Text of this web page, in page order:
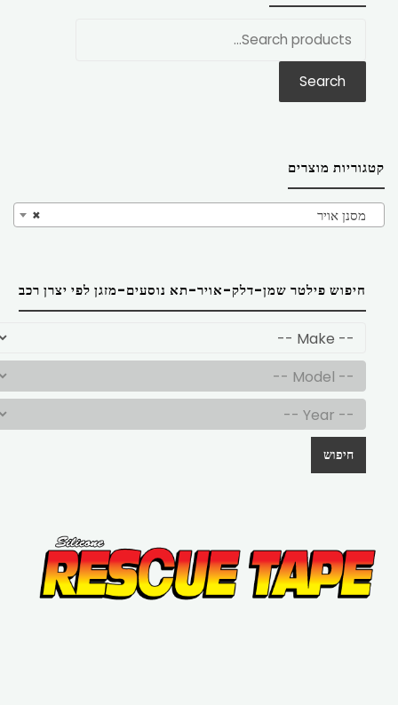
Search
קטגוריות מוצרים
× מסנן אויר
חיפוש פילטר שמן-דלק-אויר-תא נוסעים-מזגן לפי יצרן רכב
חיפוש